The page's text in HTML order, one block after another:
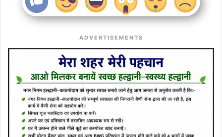
ADVERTISEMENTS